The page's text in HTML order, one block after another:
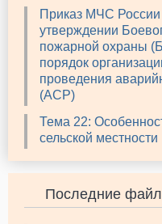
Приказ МЧС
утверждении
пожарной охраны
порядок
проведения
(АСР)
Тема 22:
сельской местности
Последние